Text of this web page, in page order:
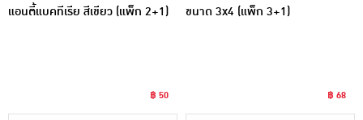
แอนตี้แบคทีเรีย สีเขียว (แพ็ก 2+1)
฿ 50
ขนาด 3x4 (แพ็ก 3+1)
฿ 68